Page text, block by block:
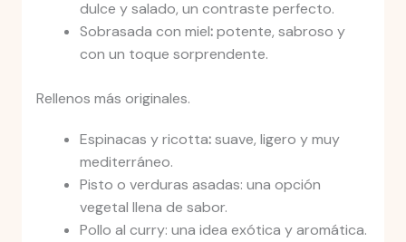
dulce y salado, un contraste perfecto.
Sobrasada con miel:potente, sabroso y
con un toque sorprendente.
Rellenos más originales.
Espinacas y ricotta:suave, ligero y muy
mediterráneo.
Pisto o verduras asadas: una opción
vegetal llena de sabor.
Pollo al curry: una idea exótica y aromática.